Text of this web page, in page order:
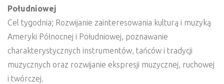
Południowej
Cel tygodnia; Rozwijanie zainteresowania kulturą i muzyką
Ameryki Północnej i Południowej, poznawanie
charakterystycznych instrumentów, tańców i tradycji
muzycznych oraz rozwijanie ekspresji muzycznej, ruchowej
i twórczej.